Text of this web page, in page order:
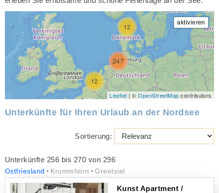
12
12
247
Leaflet | ©OpenStreetMap contributors
Unterkünfte für Ihren Urlaub an der Nordsee
Sortierung:
Unterkünfte 256 bis 270 von 296
Ostfriesland Krummhörn Greetsiel
Kunst Apartment /